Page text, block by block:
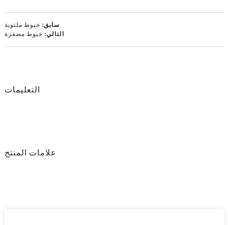
سابق: خيوط ملتوية
التالي: خيوط مضفرة
التعليمات
علامات المنتج